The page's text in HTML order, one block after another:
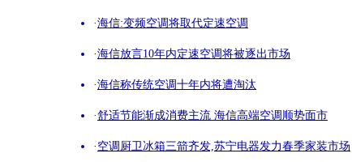
·海信:变频空调将取代定速空调
·海信放言10年内定速空调将被逐出市场
·海信称传统空调十年内将遭淘汰
·舒适节能渐成消费主流 海信高端空调顺势面市
· 空调厨卫冰箱三箭齐发,苏宁电器发力春季家装市场